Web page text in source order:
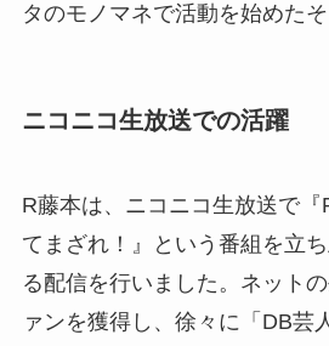
タのモノマネで活動を始めたそ
ニコニコ生放送での活躍
R藤本は、ニコニコ生放送で
てまざれ！』という番組を立
る配信を行いました。ネット
ァンを獲得し、徐々に「DB芸